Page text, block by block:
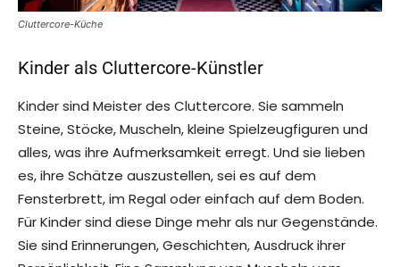
Cluttercore-Küche
Kinder als Cluttercore-Künstler
Kinder sind Meister des Cluttercore. Sie sammeln
Steine, Stöcke, Muscheln, kleine Spielzeugfiguren und
alles, was ihre Aufmerksamkeit erregt. Und sie lieben
es, ihre Schätze auszustellen, sei es auf dem
Fensterbrett, im Regal oder einfach auf dem Boden.
Für Kinder sind diese Dinge mehr als nur Gegenstände.
Sie sind Erinnerungen, Geschichten, Ausdruck ihrer